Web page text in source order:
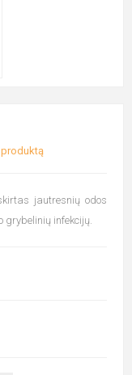
jautresnių odos
infekcijų.